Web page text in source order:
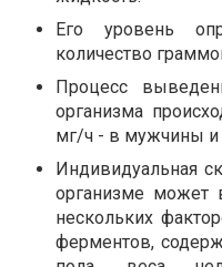
Его уровень
количество
Процесс
организма
мг/ч - в мужчины и
Индивидуальная
организме может
нескольких
ферментов,